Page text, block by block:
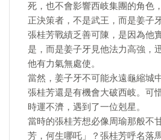
死，也不會影響西岐集團的角色
正決策者，不是武王，而是姜子牙
張桂芳戰績乏善可陳，是因為他
是，而是姜子牙見他法力高強，
他有力氣無處使。
當然，姜子牙不可能永遠龜縮城
張桂芳還是有機會大破西岐。可
時運不濟，遇到了一位剋星。
當時的張桂芳想必像周瑜那般不
芳，何生哪吒」？張桂芳呼名落